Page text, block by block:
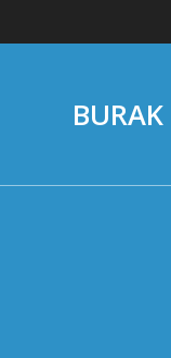
to
BURAK